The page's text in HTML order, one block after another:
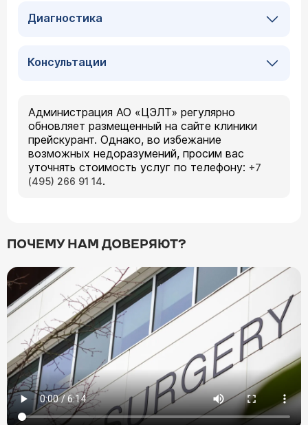
Диагностика
Консультации
Администрация АО «ЦЭЛТ» регулярно
обновляет размещенный на сайте клиники
прейскурант. Однако, во избежание
возможных недоразумений, просим вас
уточнять стоимость услуг по телефону: +7
(495) 266 91 14.
ПОЧЕМУ НАМ ДОВЕРЯЮТ?